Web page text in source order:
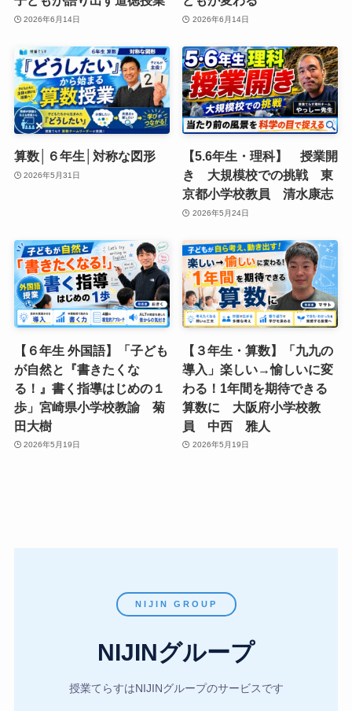
2026年6月14日 2026年6月14日
算数│６年生│対称な図形
2026年5月31日
【5.6年生・理科】 授業開
き 大規模校での挑戦 東
京都小学校教員 清水康志
2026年5月24日
【６年生 外国語】「子ども
が自然と『書きたくな
る！』書く指導はじめの１
歩」宮崎県小学校教諭 菊
田大樹
2026年5月19日
【３年生・算数】「九九の
導入」楽しい→愉しいに変
わる！1年間を期待できる
算数に 大阪府小学校教
員 中西 雅人
2026年5月19日
NIJIN GROUP
NIJINグループ
授業てらすはNIJINグループのサービスです